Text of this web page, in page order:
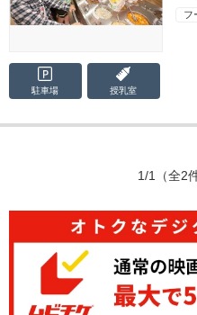
フ
駐車場 授乳室
1/1 （全2